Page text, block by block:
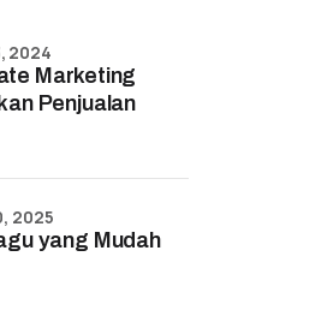
Marketing
Penjualan
2024
yang Mudah
2025